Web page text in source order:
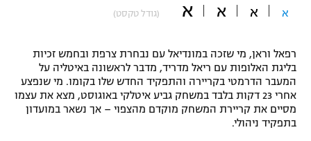
תקנון עבור פעילות אלקטרה
תקנון עבור פעילות ספורט 1 – "מרלן"
גיימינג E-Sports
פוטבול אמריקאי NFL
בייסבול MLB
ספורט אתגרי ואקסטרים
א א א א (גודל טקסט)
רפאל וראן, מי שזכה במונדיאל עם נבחרת צרפת ובחמש זכיות
בליגת האלופות עם ריאל מדריד, מדבר לראשונה באיטליה על
המעבר הדרמטי בקריירה והתפקיד החדש שלו בקומו. מי שנפצע
אחרי 23 דקות בלבד במשחק גביע איטלקי באוגוסט, מצא את עצמו
מסיים את קריירת המשחק מוקדם מהצפוי – אך נשאר במועדון
בתפקיד ניהולי.